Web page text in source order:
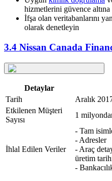
hizmetlerini güvence altına
İfşa olan veritabanlarını
olarak denetleyin
3.4 Nissan Canada
Detaylar
Tarih
Aralık
Etkilenen Müşteri
Sayısı
1
İhlal Edilen Veriler
- Tam
- Adresler
- Araç
üretim
-